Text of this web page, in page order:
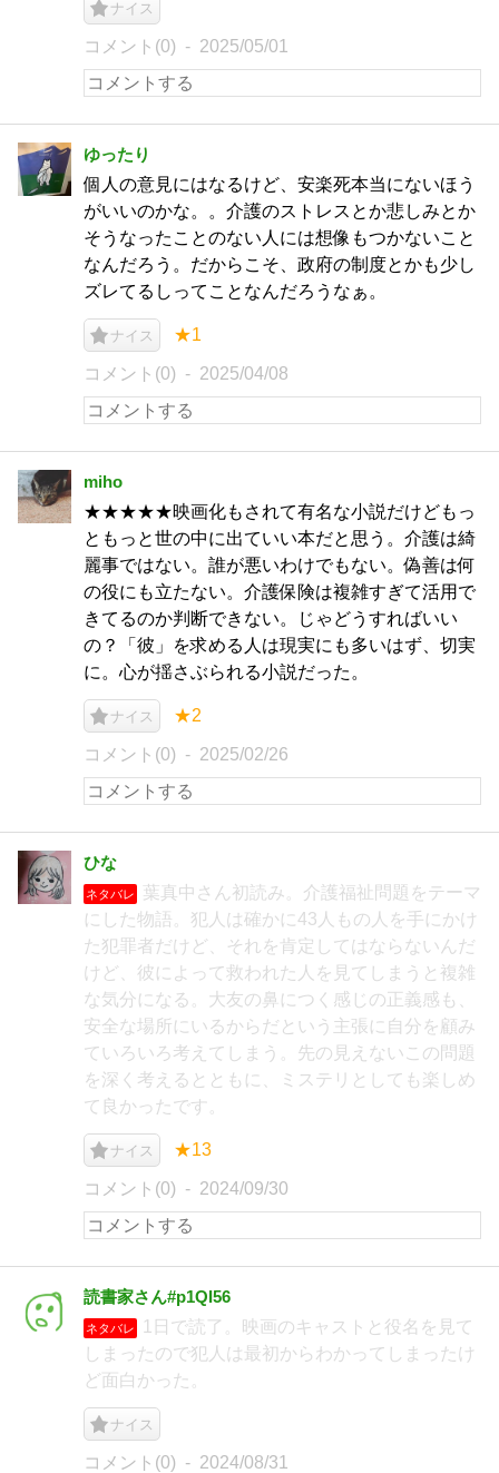
ナイス
コメント(0) 2025/05/01
ゆったり
個人の意見にはなるけど、安楽死本当にないほう
がいいのかな。。介護のストレスとか悲しみとか
そうなったことのない人には想像もつかないこと
なんだろう。だからこそ、政府の制度とかも少し
ズレてるしってことなんだろうなぁ。
ナイス ★1
コメント(0) 2025/04/08
miho
★★★★★映画化もされて有名な小説だけどもっ
ともっと世の中に出ていい本だと思う。介護は綺
麗事ではない。誰が悪いわけでもない。偽善は何
の役にも立たない。介護保険は複雑すぎて活用で
きてるのか判断できない。じゃどうすればいい
の？「彼」を求める人は現実にも多いはず、切実
に。心が揺さぶられる小説だった。
ナイス ★2
コメント(0) 2025/02/26
ひな
ネタバレ
葉真中さん初読み。介護福祉問題をテーマ
にした物語。犯人は確かに43人もの人を手にかけ
た犯罪者だけど、それを肯定してはならないんだ
けど、彼によって救われた人を見てしまうと複雑
な気分になる。大友の鼻につく感じの正義感も、
安全な場所にいるからだという主張に自分を顧み
ていろいろ考えてしまう。先の見えないこの問題
を深く考えるとともに、ミステリとしても楽しめ
て良かったです。
ナイス ★13
コメント(0) 2024/09/30
読書家さん#p1QI56
ネタバレ
1日で読了。映画のキャストと役名を見て
しまったので犯人は最初からわかってしまったけ
ど面白かった。
ナイス
コメント(0) 2024/08/31